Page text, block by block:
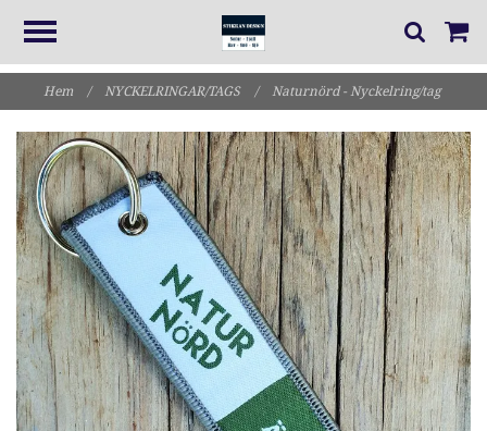
Hem / NYCKELRINGAR/TAGS / Naturnörd - Nyckelring/tag